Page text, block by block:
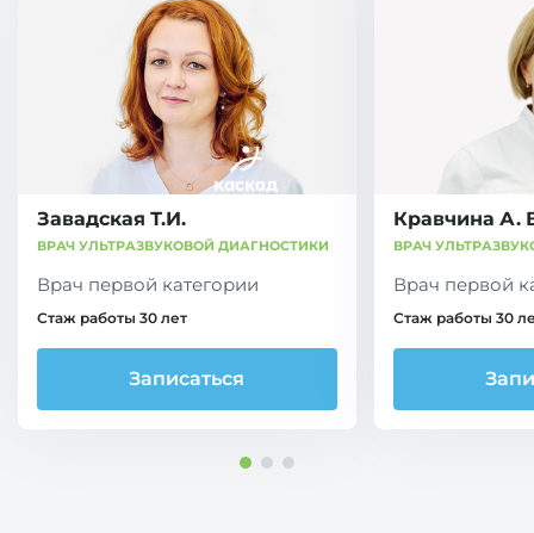
Завадская Т.И.
ВРАЧ УЛЬТРАЗВУКОВОЙ ДИАГНОСТИКИ
Врач первой категории
Стаж работы 30 лет
Записаться
Кравчина А.
ВРАЧ
Врач первой
Стаж работы 30